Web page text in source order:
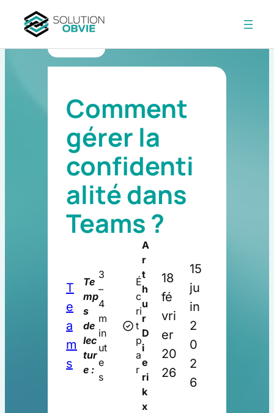
Aller
contenu
Comment
gérer la
confidenti
alité dans
Teams ?
T
e
a
m
s
Te
mp
s
de
lec
tur
e :
3
–
4
m
in
ut
e
s
É
c
ri
t
p
a
r
A
r
t
h
u
r
D
i
e
ri
k
x
18
fé
vri
er
20
26
15
ju
in
2
0
2
6